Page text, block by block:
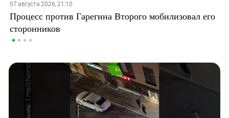
07 августа 2026, 21:10
Процесс против Гарегина Второго мобилизовал его
сторонников